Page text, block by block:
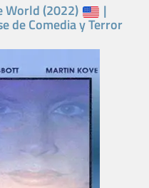
World (2022) |
de Comedia y Terror